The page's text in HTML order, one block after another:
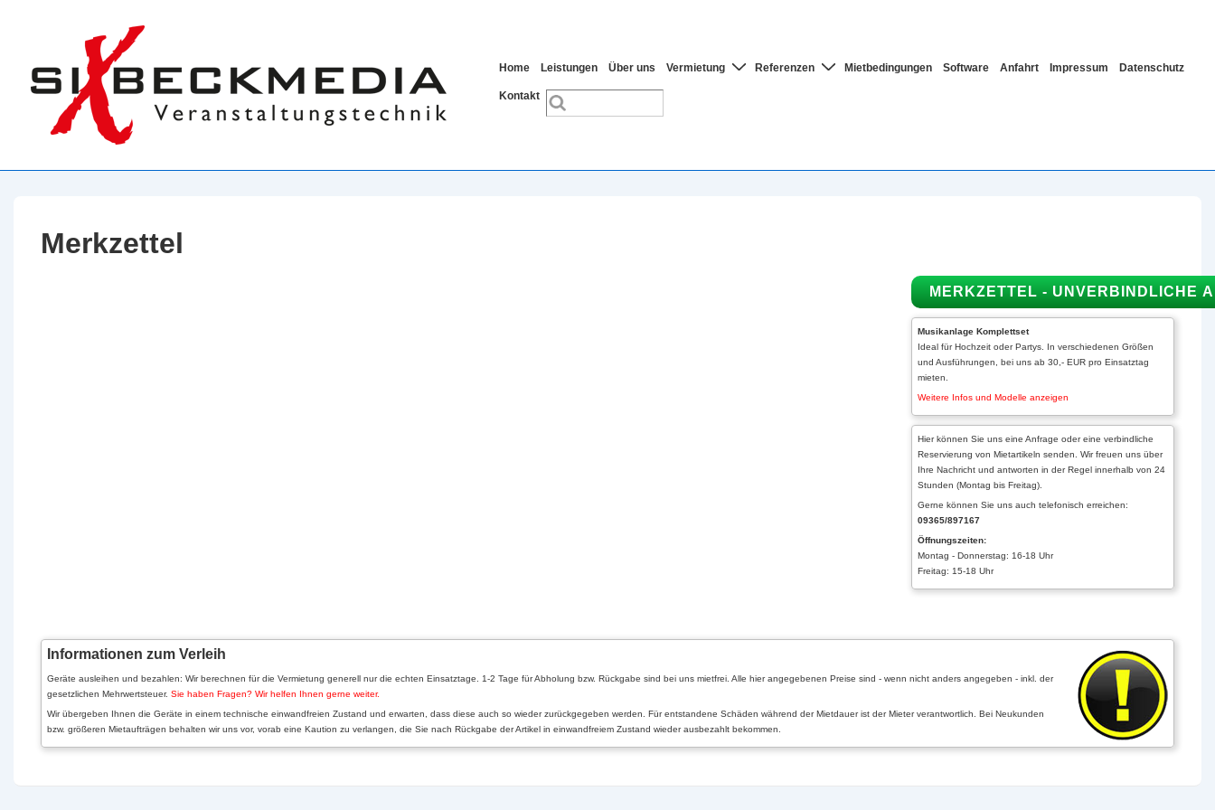
Hauptnavigation
Home Leistungen Über uns Vermietung Referenzen Mietbedingungen Software Anfahrt Impressum Datenschutz
Kontakt
Merkzettel
Musikanlage Komplettset
Ideal für Hochzeit oder Partys. In verschiedenen Größen
und Ausführungen, bei uns ab 30,- EUR pro Einsatztag
mieten.
Weitere Infos und Modelle anzeigen
Hier können Sie uns eine Anfrage oder eine verbindliche
Reservierung von Mietartikeln senden. Wir freuen uns über
Ihre Nachricht und antworten in der Regel innerhalb von 24
Stunden (Montag bis Freitag).
Gerne können Sie uns auch telefonisch erreichen:
09365/897167
Öffnungszeiten:
Montag - Donnerstag: 16-18 Uhr
Freitag: 15-18 Uhr
Informationen zum Verleih
Geräte ausleihen und bezahlen: Wir berechnen für die Vermietung generell nur die echten Einsatztage. 1-2 Tage für Abholung bzw. Rückgabe sind bei uns mietfrei. Alle hier angegebenen Preise sind - wenn nicht anders angegeben - inkl. der
gesetzlichen Mehrwertsteuer. Sie haben Fragen? Wir helfen Ihnen gerne weiter.
Wir übergeben Ihnen die Geräte in einem technische einwandfreien Zustand und erwarten, dass diese auch so wieder zurückgegeben werden. Für entstandene Schäden während der Mietdauer ist der Mieter verantwortlich. Bei Neukunden
bzw. größeren Mietaufträgen behalten wir uns vor, vorab eine Kaution zu verlangen, die Sie nach Rückgabe der Artikel in einwandfreiem Zustand wieder ausbezahlt bekommen.